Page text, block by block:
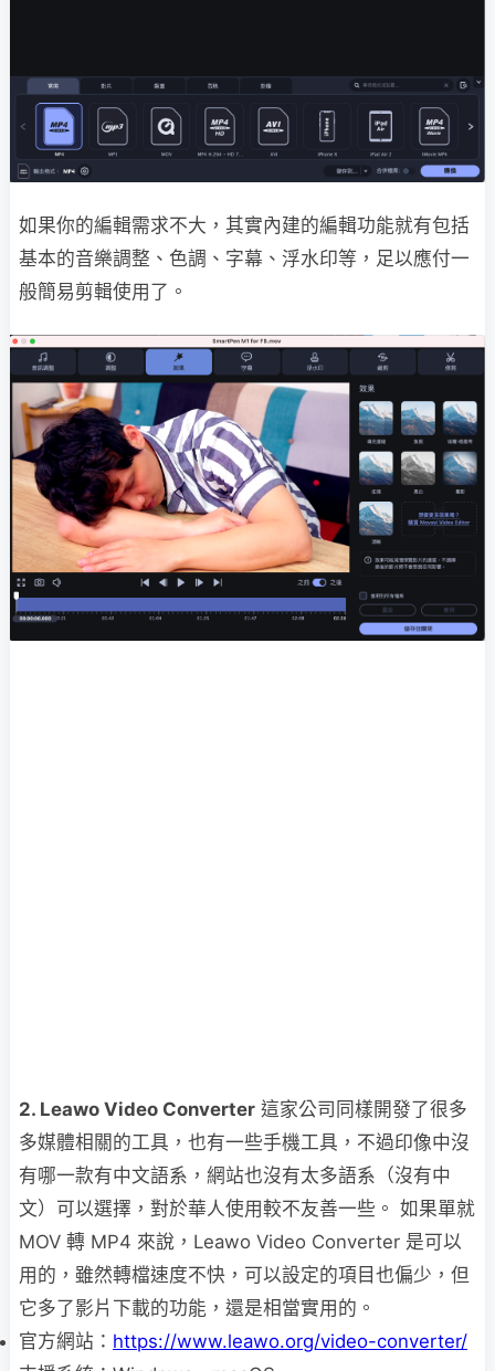
如果你的編輯需求不大，其實內建的編輯功能就有包括
基本的音樂調整、色調、字幕、浮水印等，足以應付一
般簡易剪輯使用了。
2. Leawo Video Converter 這家公司同樣開發了很多
多媒體相關的工具，也有一些手機工具，不過印像中沒
有哪一款有中文語系，網站也沒有太多語系（沒有中
文）可以選擇，對於華人使用較不友善一些。 如果單就
MOV 轉 MP4 來說，Leawo Video Converter 是可以
用的，雖然轉檔速度不快，可以設定的項目也偏少，但
它多了影片下載的功能，還是相當實用的。
官方網站： https://www.leawo.org/video-converter/